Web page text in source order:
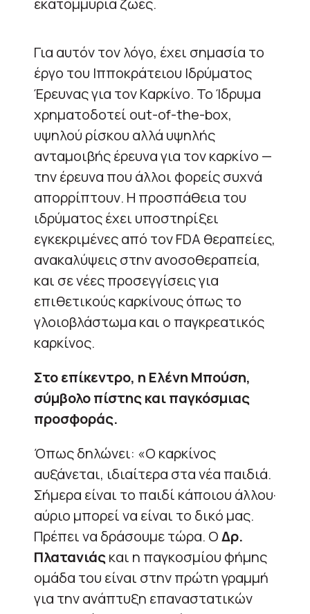
Για αυτόν τον λόγο, έχει σημασία το
έργο του Ιπποκράτειου Ιδρύματος
Έρευνας για τον Καρκίνο. Το Ίδρυμα
χρηματοδοτεί out-of-the-box,
υψηλού ρίσκου αλλά υψηλής
ανταμοιβής έρευνα για τον καρκίνο —
την έρευνα που άλλοι φορείς συχνά
απορρίπτουν. Η προσπάθεια του
ιδρύματος έχει υποστηρίξει
εγκεκριμένες από τον FDA θεραπείες,
ανακαλύψεις στην ανοσοθεραπεία,
και σε νέες προσεγγίσεις για
επιθετικούς καρκίνους όπως το
γλοιοβλάστωμα και ο παγκρεατικός
καρκίνος.
Στο επίκεντρο, η Ελένη Μπούση,
σύμβολο πίστης και παγκόσμιας
προσφοράς.
Όπως δηλώνει: «Ο καρκίνος
αυξάνεται, ιδιαίτερα στα νέα παιδιά.
Σήμερα είναι το παιδί κάποιου άλλου·
αύριο μπορεί να είναι το δικό μας.
Πρέπει να δράσουμε τώρα. ΟΔρ.
Πλατανιάςκαι η παγκοσμίου φήμης
ομάδα του είναι στην πρώτη γραμμή
για την ανάπτυξη επαναστατικών